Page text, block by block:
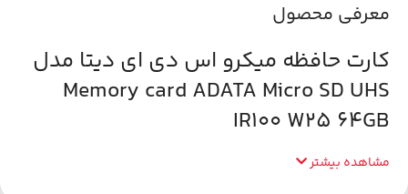
معرفی محصول
کارت حافظه میکرو اس دی ای دیتا مدل
Memory card ADATA Micro SD UHS
IR100 W25 64GB
مشاهده بیشتر